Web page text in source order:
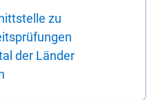
zu
der Länder